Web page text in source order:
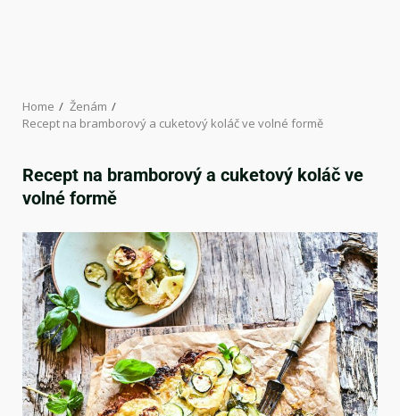
Home
Ženám
Recept na bramborový a cuketový koláč ve volné formě
Recept na bramborový a cuketový koláč ve
volné formě